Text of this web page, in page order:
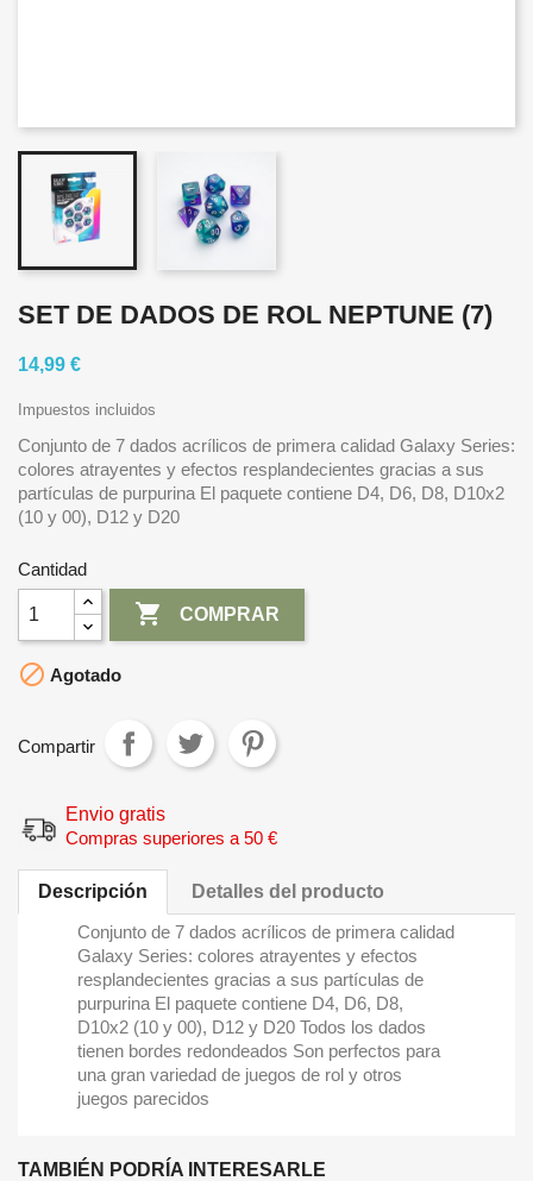
SET DE DADOS DE ROL NEPTUNE (7)
14,99 €
Impuestos incluidos
Conjunto de 7 dados acrílicos de primera calidad Galaxy Series:
colores atrayentes y efectos resplandecientes gracias a sus
partículas de purpurina El paquete contiene D4, D6, D8, D10x2
(10 y 00), D12 y D20
Cantidad
 COMPRAR
 Agotado
Compartir
Envio gratis
Compras superiores a 50 €
Descripción
Detalles del producto
Conjunto de 7 dados acrílicos de primera calidad
Galaxy Series: colores atrayentes y efectos
resplandecientes gracias a sus partículas de
purpurina El paquete contiene D4, D6, D8,
D10x2 (10 y 00), D12 y D20 Todos los dados
tienen bordes redondeados Son perfectos para
una gran variedad de juegos de rol y otros
juegos parecidos
TAMBIÉN PODRÍA INTERESARLE